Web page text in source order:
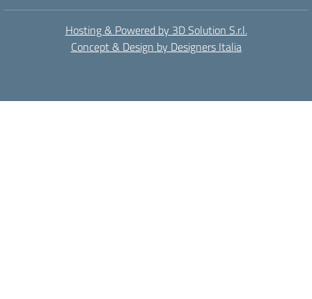
Hosting & Powered by 3D Solution S.r.l.
Concept & Design by Designers Italia